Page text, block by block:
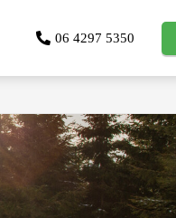
06 4297 5350